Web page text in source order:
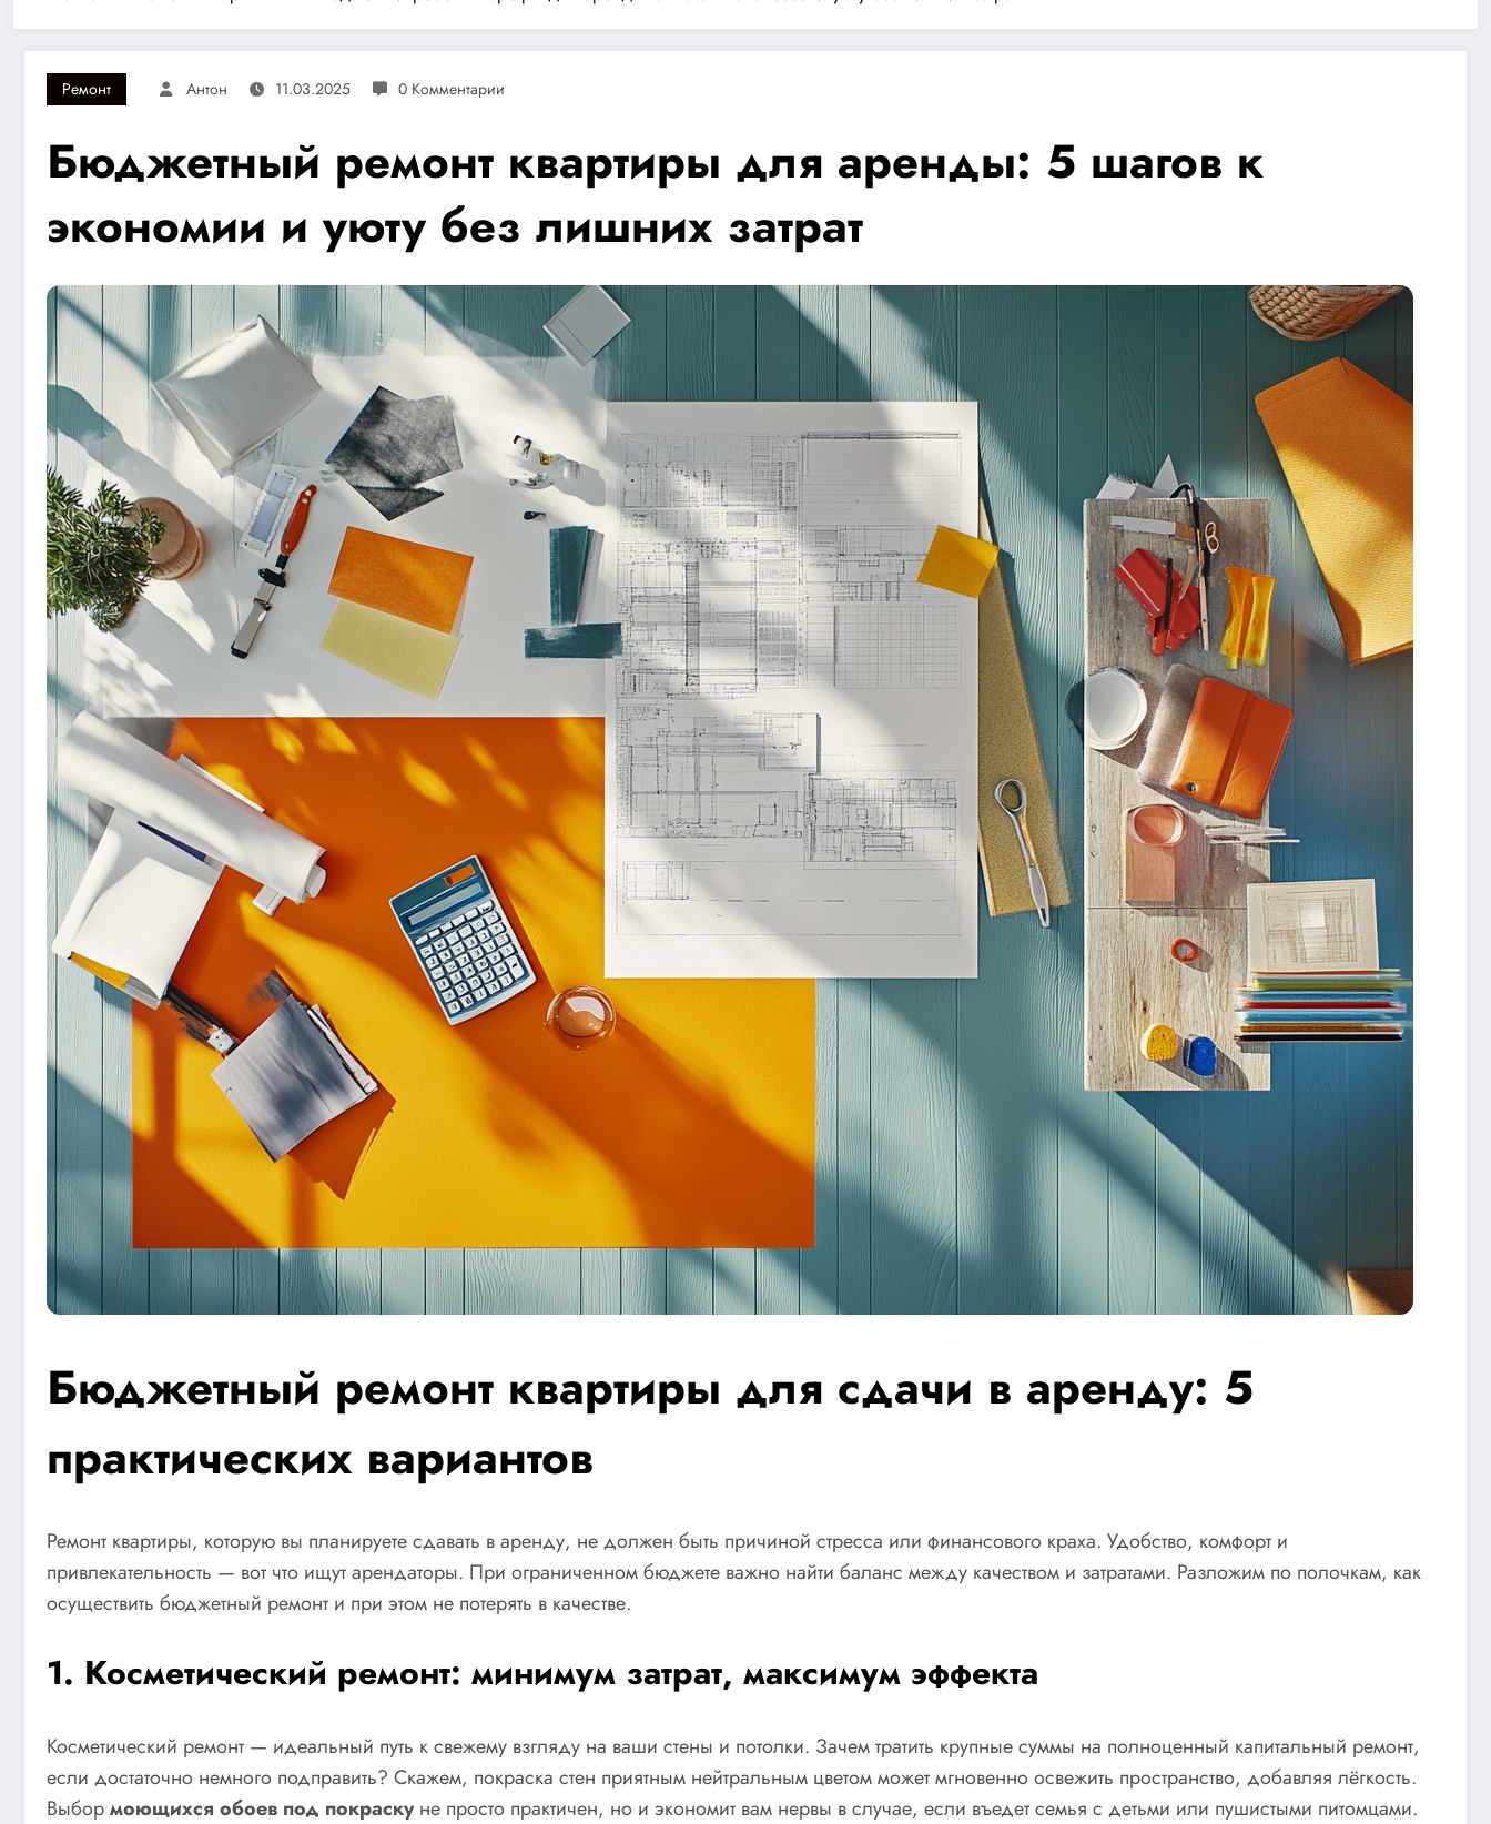
Ремонт Антон 11.03.2025 0 Комментарии
Бюджетный ремонт квартиры для аренды: 5 шагов к
экономии и уюту без лишних затрат
Бюджетный ремонт квартиры для сдачи в аренду: 5
практических вариантов
Ремонт квартиры, которую вы планируете сдавать в аренду, не должен быть причиной стресса или финансового краха. Удобство, комфорт и
привлекательность — вот что ищут арендаторы. При ограниченном бюджете важно найти баланс между качеством и затратами. Разложим по полочкам, как
осуществить бюджетный ремонт и при этом не потерять в качестве.
1. Косметический ремонт: минимум затрат, максимум эффекта
Косметический ремонт — идеальный путь к свежему взгляду на ваши стены и потолки. Зачем тратить крупные суммы на полноценный капитальный ремонт,
если достаточно немного подправить? Скажем, покраска стен приятным нейтральным цветом может мгновенно освежить пространство, добавляя лёгкость.
Выбормоющихся обоев под покраскуне просто практичен, но и экономит вам нервы в случае, если въедет семья с детьми или пушистыми питомцами.